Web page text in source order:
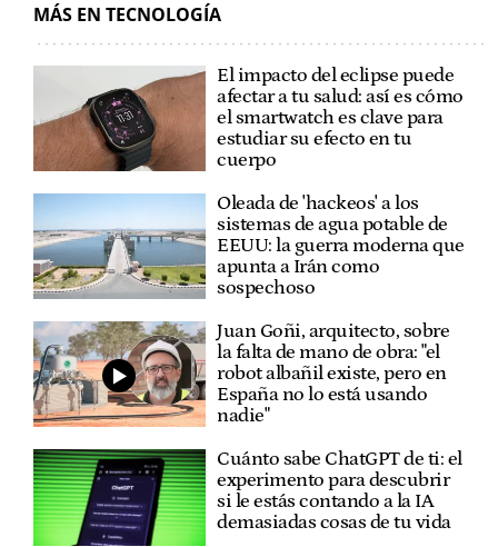
MÁS EN TECNOLOGÍA
El impacto del eclipse puede
afectar a tu salud: así es cómo
el smartwatch es clave para
estudiar su efecto en tu
cuerpo
Oleada de 'hackeos' a los
sistemas de agua potable de
EEUU: la guerra moderna que
apunta a Irán como
sospechoso
Juan Goñi, arquitecto, sobre
la falta de mano de obra: "el
robot albañil existe, pero en
España no lo está usando
nadie"
Cuánto sabe ChatGPT de ti: el
experimento para descubrir
si le estás contando a la IA
demasiadas cosas de tu vida